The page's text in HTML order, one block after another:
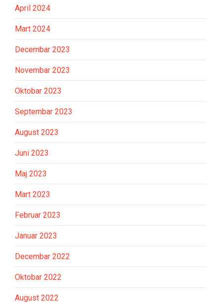
April 2024
Mart 2024
Decembar 2023
Novembar 2023
Oktobar 2023
Septembar 2023
August 2023
Juni 2023
Maj 2023
Mart 2023
Februar 2023
Januar 2023
Decembar 2022
Oktobar 2022
August 2022